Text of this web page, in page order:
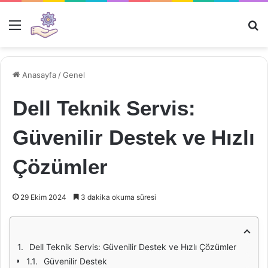
Menü
Anasayfa /Genel
Dell Teknik Servis:
Güvenilir Destek ve Hızlı
Çözümler
29 Ekim 2024 3 dakika okuma süresi
Dell Teknik Servis: Güvenilir Destek ve Hızlı Çözümler
Güvenilir Destek